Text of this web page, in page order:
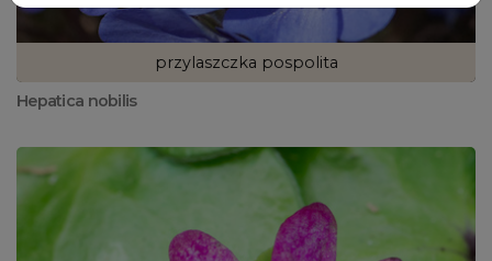
przylaszczka pospolita
Hepatica nobilis